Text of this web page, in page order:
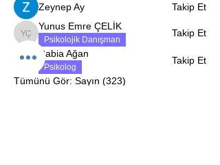
Zeynep Ay Takip Et
Yunus Emre ÇELİK
Yunus Emre ÇELİK
Psikolojik Danışman
Takip Et
Rabia Ağan
Rabia Ağan
Psikolog
Takip Et
Tümünü Gör: Sayın (323)